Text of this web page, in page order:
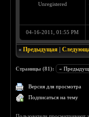
Unregistered
04-16-2011, 01:55 PM
«Предыдущая |
Страницы (81): «
Версия для просмотра
Подписаться на тему